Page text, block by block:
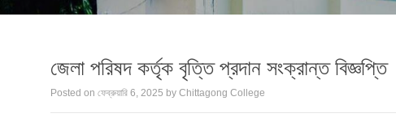
জেলা পরিষদ কর্তৃক বৃত্তি প্রদান সংক্রান্ত বিজ্ঞপ্তি
Posted on ফেব্রুয়ারি 6, 2025 by Chittagong College